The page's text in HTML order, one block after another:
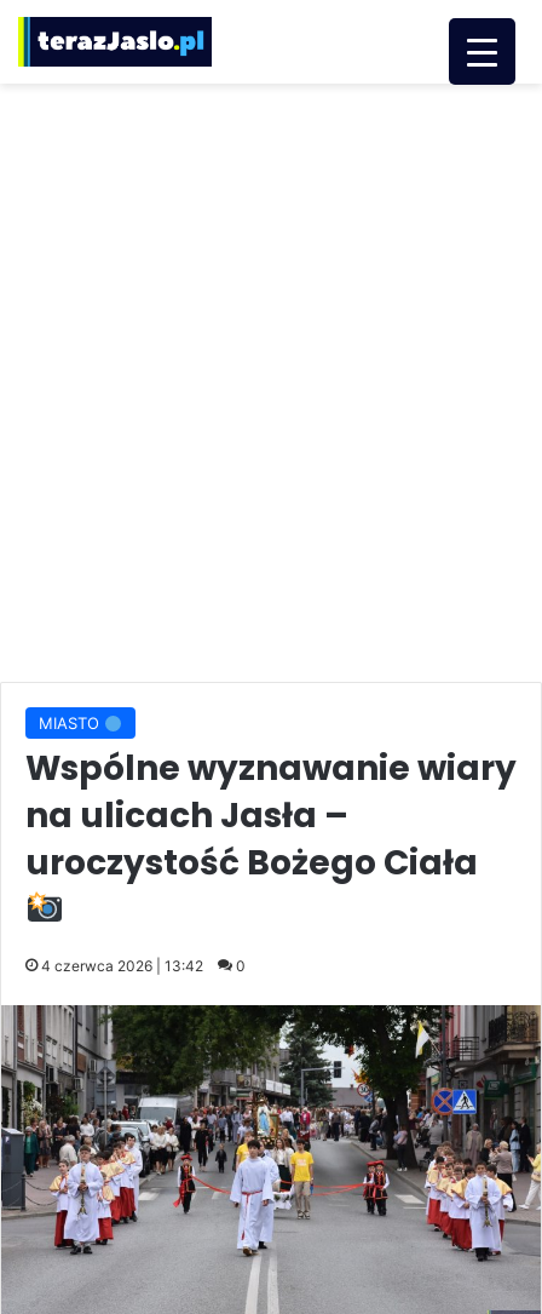
MIASTO
Wspólne wyznawanie wiary
na ulicach Jasła –
uroczystość Bożego Ciała
4 czerwca 2026 | 13:42 0